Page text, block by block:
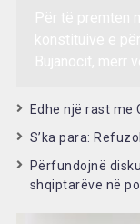
Edhe një rast me
S’ka para:
Përfundojnë
shqiptarëve në